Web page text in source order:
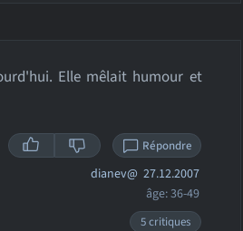
Elle mêlait humour et
Répondre
dianev@ 27.12.2007
âge: 36-49
5 critiques